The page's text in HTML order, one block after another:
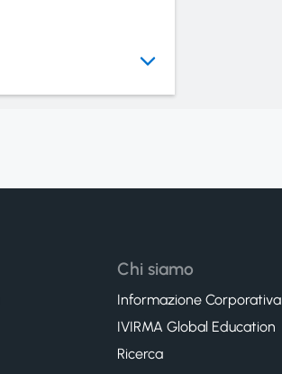
Chi siamo
Informazione Corporativa
IVIRMA Global Education
Ricerca